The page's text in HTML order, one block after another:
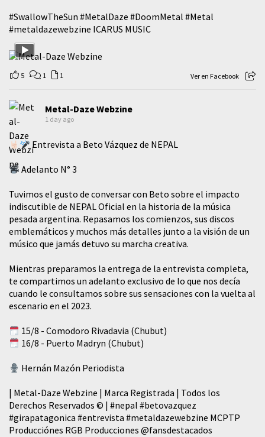
#SwallowTheSun #MetalDaze #DoomMetal #Metal
#metaldazewebzine ICARUS MUSIC
5 1 1 Ver en Facebook
Metal-Daze Webzine
1 day ago
Entrevista a Beto Vázquez de NEPAL
Adelanto N° 3
Tuvimos el gusto de conversar con Beto sobre el impacto
indiscutible de NEPAL Oficial en la historia de la música
pesada argentina. Repasamos los comienzos, sus discos
emblemáticos y muchos más detalles junto a la visión de un
músico que jamás detuvo su marcha creativa.
Mientras preparamos la entrega de la entrevista completa,
te compartimos un adelanto exclusivo de lo que nos decía
cuando le consultamos sobre sus sensaciones con la vuelta al
escenario en el 2023.
15/8 - Comodoro Rivadavia (Chubut)
16/8 - Puerto Madryn (Chubut)
Hernán Mazón Periodista
| Metal-Daze Webzine | Marca Registrada | Todos los
Derechos Reservados © | #nepal #betovazquez
#girapatagonica #entrevista #metaldazewebzine MCPTP
Producciónes RGB Producciones @fansdestacados